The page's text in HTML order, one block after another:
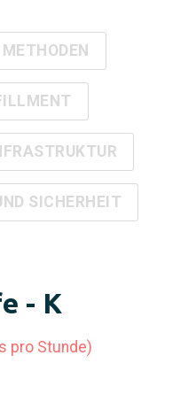
SICHERHEIT
- K
pro Stunde)